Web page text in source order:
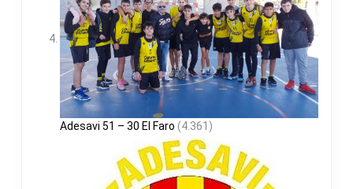
Adesavi 51 – 30 El Faro (4.361)